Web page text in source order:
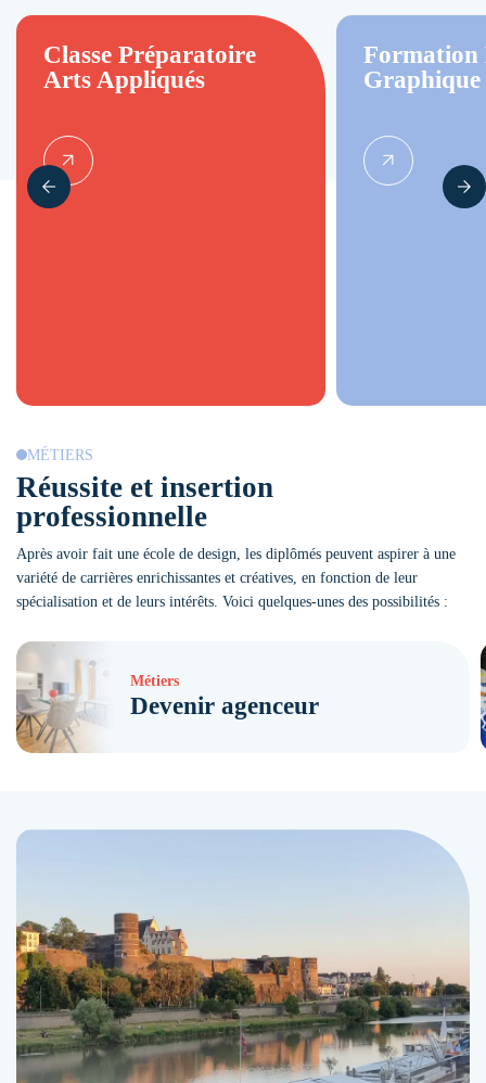
Classe Préparatoire
Arts Appliqués
Formation
Graphique
MÉTIERS
Réussite et insertion
professionnelle
Après avoir fait une école de design, les diplômés peuvent aspirer à une
variété de carrières enrichissantes et créatives, en fonction de leur
spécialisation et de leurs intérêts. Voici quelques-unes des possibilités :
Métiers
Devenir agenceur